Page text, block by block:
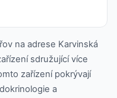
na adrese Karvinská
sdružující více
zařízení pokrývají
a